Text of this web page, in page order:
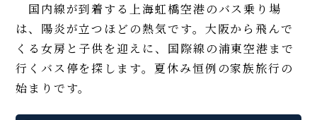
国内線が到着する上海虹橋空港のバス乗り場
は、陽炎が立つほどの熱気です。大阪から飛んで
くる女房と子供を迎えに、国際線の浦東空港まで
行くバス停を探します。夏休み恒例の家族旅行の
始まりです。